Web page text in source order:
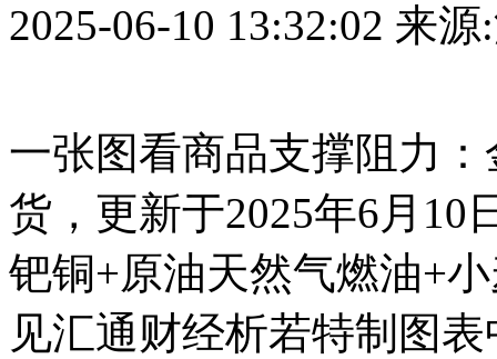
2025-06-10 13:32:02 来源
一张图看商品支撑阻力
货，更新于2025年6月10
钯铜+原油天然气燃油+
见汇通财经析若特制图